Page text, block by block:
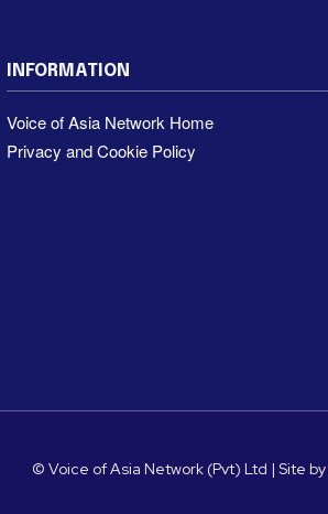
INFORMATION
Voice of Asia Network Home
Privacy and Cookie Policy
© Voice of Asia Network (Pvt) Ltd | Site by